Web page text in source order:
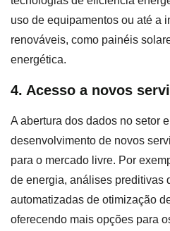
uso de equipamentos ou até a
renováveis, como painéis
energética.
4. Acesso a novos
A abertura dos dados no setor
desenvolvimento de novos
para o mercado livre. Por
de energia, análises preditivas
automatizadas de otimização
oferecendo mais opções para